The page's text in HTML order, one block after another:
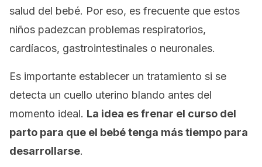
salud del bebé. Por eso, es frecuente que estos
niños padezcan problemas respiratorios,
cardíacos, gastrointestinales o neuronales.
Es importante establecer un tratamiento si se
detecta un cuello uterino blando antes del
momento ideal. La idea es frenar el curso del
parto para que el bebé tenga más tiempo para
desarrollarse.